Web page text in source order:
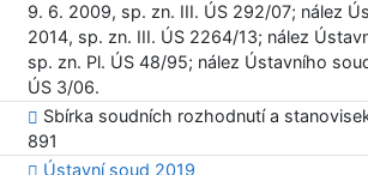
9. 6. 2009, sp. zn. III. ÚS 292/07; nález
2014, sp. zn. III. ÚS 2264/13; nález
sp. zn. Pl. ÚS 48/95; nález Ústavního
ÚS 3/06.
Sbírka soudních rozhodnutí a
891
Ústavní soud 2019